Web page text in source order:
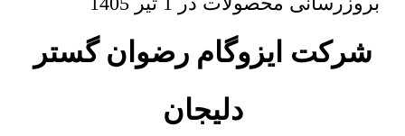
شرکت ایزوگام رضوان گستر
دلیجان